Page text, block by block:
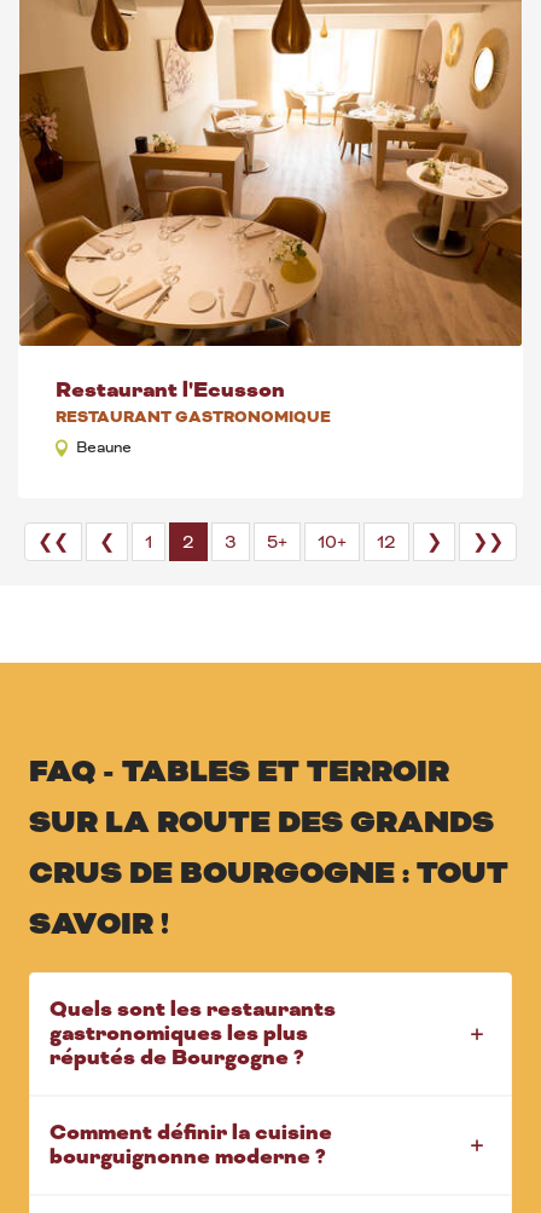
Restaurant l'Ecusson
RESTAURANT GASTRONOMIQUE
Beaune
❮❮ ❮ 1 2 3 5+ 10+ 12 ❯ ❯❯
FAQ - TABLES ET TERROIR
SUR LA ROUTE DES GRANDS
CRUS DE BOURGOGNE : TOUT
SAVOIR !
Quels sont les restaurants
gastronomiques les plus
réputés de Bourgogne ?
Comment définir la cuisine
bourguignonne moderne ?